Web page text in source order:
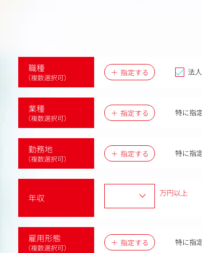
職種
（複数選択可）
指定する 法
業種
（複数選択可）
指定する 特に指
勤務地
（複数選択可）
指定する 特に指
年収 万円以上
雇用形態
（複数選択可）
指定する 特に指